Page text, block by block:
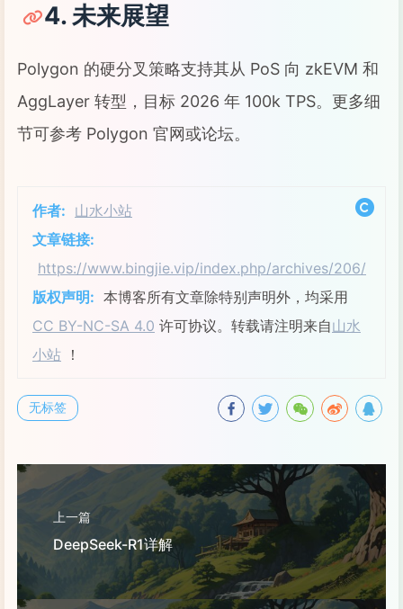
4. 未来展望
Polygon 的硬分叉策略支持其从 PoS 向 zkEVM 和
AggLayer 转型，目标 2026 年 100k TPS。更多细
节可参考 Polygon 官网或论坛。
作者: 山水小站
文章链接:
https://www.bingjie.vip/index.php/archives/206/
版权声明: 本博客所有文章除特别声明外，均采用
CC BY-NC-SA 4.0 许可协议。转载请注明来自山水
小站 ！
无标签
上一篇
DeepSeek-R1详解